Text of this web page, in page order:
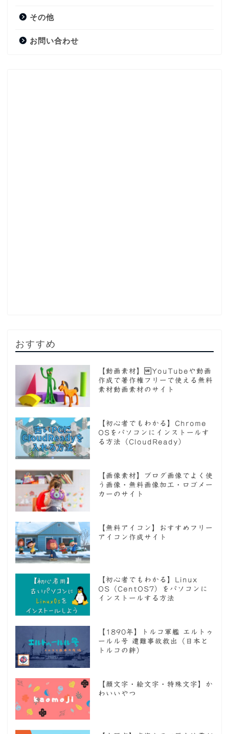
その他
お問い合わせ
おすすめ
【動画素材】YouTubeや動画
作成で著作権フリーで使える無料
素材動画素材のサイト
【初心者でもわかる】Chrome
OSをパソコンにインストールす
る方法（CloudReady）
【画像素材】ブログ画像でよく使
う画像・無料画像加工・ロゴメー
カーのサイト
【無料アイコン】おすすめフリー
アイコン作成サイト
【初心者でもわかる】Linux
OS（CentOS7）をパソコンに
インストールする方法
【1890年】トルコ軍艦 エルトゥ
ールル号 遭難事故救出（日本と
トルコの絆）
【顔文字・絵文字・特殊文字】か
わいいやつ